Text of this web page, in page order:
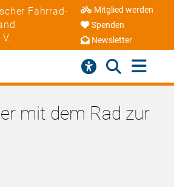
Fahrrad-
Mitglied werden
Spenden
Newsletter
mit dem Rad zur